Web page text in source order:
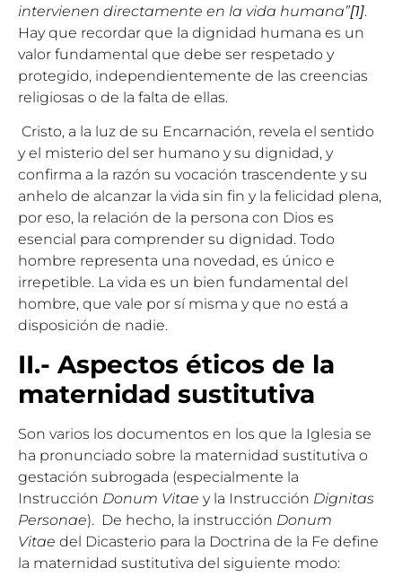
intervienen directamente en la vida humana”[1].
Hay que recordar que la dignidad humana es un
valor fundamental que debe ser respetado y
protegido, independientemente de las creencias
religiosas o de la falta de ellas.
Cristo, a la luz de su Encarnación, revela el sentido
y el misterio del ser humano y su dignidad, y
confirma a la razón su vocación trascendente y su
anhelo de alcanzar la vida sin fin y la felicidad plena,
por eso, la relación de la persona con Dios es
esencial para comprender su dignidad. Todo
hombre representa una novedad, es único e
irrepetible. La vida es un bien fundamental del
hombre, que vale por sí misma y que no está a
disposición de nadie.
II.- Aspectos éticos de la
maternidad sustitutiva
Son varios los documentos en los que la Iglesia se
ha pronunciado sobre la maternidad sustitutiva o
gestación subrogada (especialmente la
Instrucción Donum Vitae y la Instrucción Dignitas
Personae). De hecho, la instrucción Donum
Vitae del Dicasterio para la Doctrina de la Fe define
la maternidad sustitutiva del siguiente modo: